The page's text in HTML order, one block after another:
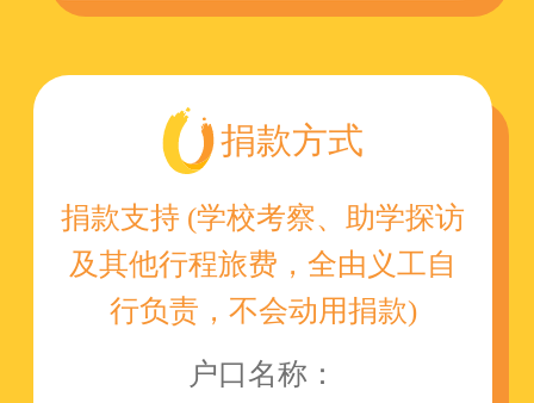
捐款方式
捐款支持 (学校考察、助学探访
及其他行程旅费，全由义工自
行负责，不会动用捐款)
户口名称：